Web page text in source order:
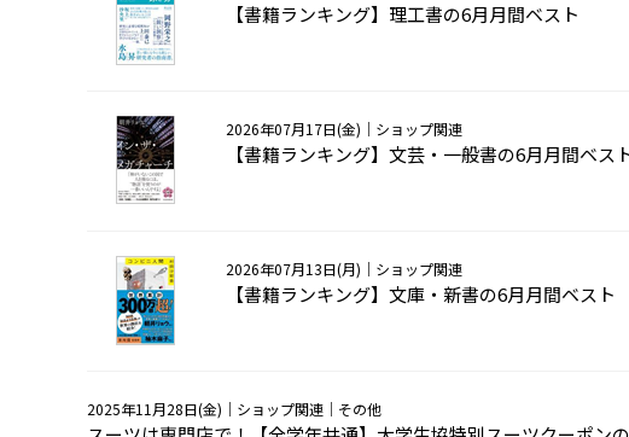
【書籍ランキング】理工書の6月月間ベスト
2026年07月17日(金) ｜ショップ関連
【書籍ランキング】文芸・一般書の6月月間ベス
2026年07月13日(月) ｜ショップ関連
【書籍ランキング】文庫・新書の6月月間ベスト
2025年11月28日(金) ｜ショップ関連｜その他